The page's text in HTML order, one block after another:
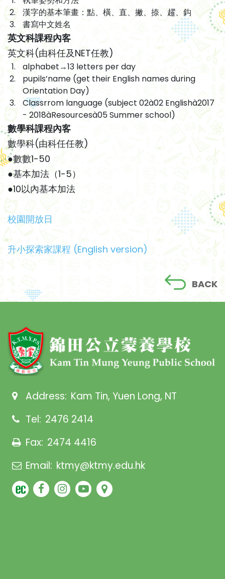
漢字的基本筆畫：點、橫、直、撇、捺、趯、鈎
書寫中文姓名
英文科課程內客
英文科(由科任及NET任教)
alphabet→13 letters per day
pupils’name (get their English names during
Orientation Day)
Classrrom language (subject 02à02 Englishà2017
- 2018àResourcesà05 Summer school)
數學科課程內客
數學科(由科任任教)
●數數1-50
●基本加法（1-5）
●10以內基本加法
校園開放日
升小探索家課程 (English version)
BACK
Address: Kam Tin, Yuen Long, NT
Tel: 2476 2414
Fax: 2474 4416
Email: ktmy@ktmy.edu.hk